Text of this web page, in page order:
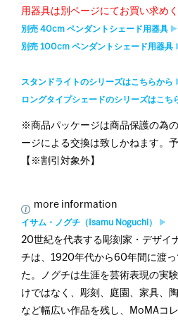
用器具は別ページにてお買い求めく
別売 40cm ペンダントシェード用器具
別売 100cm ペンダントシェード用器具
スタンドライトのシリーズはこちらから
ロングタイプシェードのシリーズはこち
※商品パッケージは商品保護の為
ージによる交換は致しかねます。
【※割引対象外】
more information
イサム・ノグチ（Isamu Noguchi）
20世紀を代表する彫刻家・デザイ
チは、1920年代から60年間に渡っ
た。ノグチは生涯を芸術表現の実
けではなく、彫刻、庭園、家具、
など幅広い作品を残し、MoMAコ